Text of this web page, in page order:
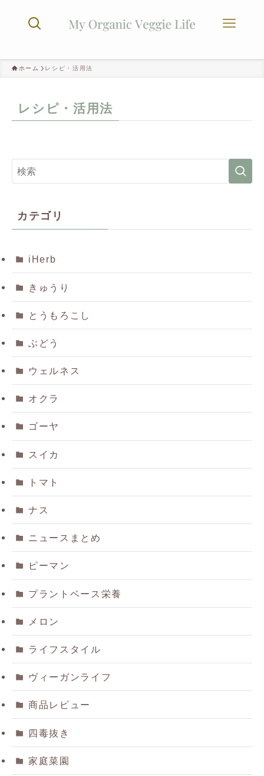
ホーム レシピ・活用法
レシピ・活用法
カテゴリ
iHerb
きゅうり
とうもろこし
ぶどう
ウェルネス
オクラ
ゴーヤ
スイカ
トマト
ナス
ニュースまとめ
ピーマン
プラントベース栄養
メロン
ライフスタイル
ヴィーガンライフ
商品レビュー
四毒抜き
家庭菜園